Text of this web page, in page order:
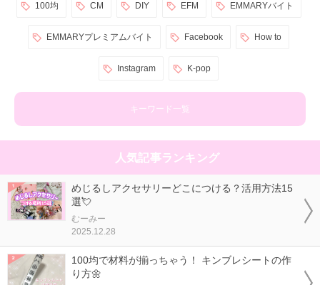
100均 CM DIY EFM EMMARYバイト
EMMARYプレミアムバイト Facebook How to
Instagram K-pop
キーワード一覧
人気記事ランキング
めじるしアクセサリーどこにつける？活用方法15
選💘
むーみー
2025.12.28
100均で材料が揃っちゃう！ キンブレシートの作
り方🌼